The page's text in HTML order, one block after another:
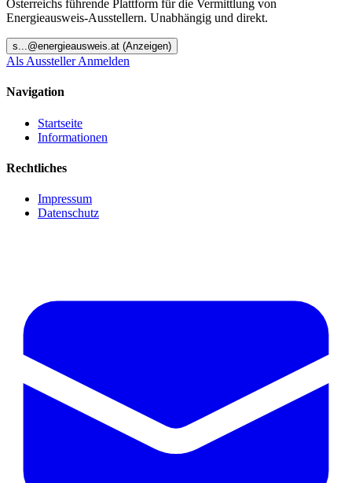
Österreichs führende Plattform für die Vermittlung von
Energieausweis-Ausstellern. Unabhängig und direkt.
s...@energieausweis.at (Anzeigen)
Als Aussteller Anmelden
Navigation
Startseite
Informationen
Rechtliches
Impressum
Datenschutz